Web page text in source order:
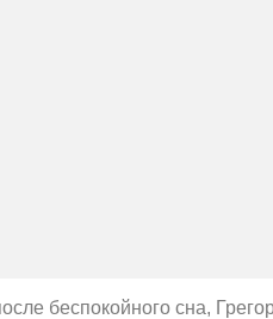
беспокойного сна,